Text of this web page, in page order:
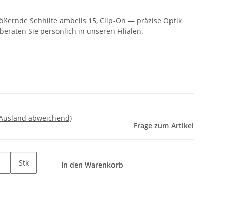
Sehhilfe ambelis 15, Clip-On — präzise Optik
Sie persönlich in unseren Filialen.
abweichend)
Frage zum Artikel
Stk In den Warenkorb